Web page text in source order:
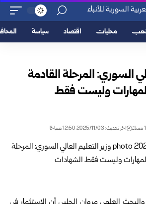
محليات اقتصاد سياسة
السوري: المرحلة القادمة
وليست فقط
اخر تحديث: 2025/11/03 12:50 صباحًا